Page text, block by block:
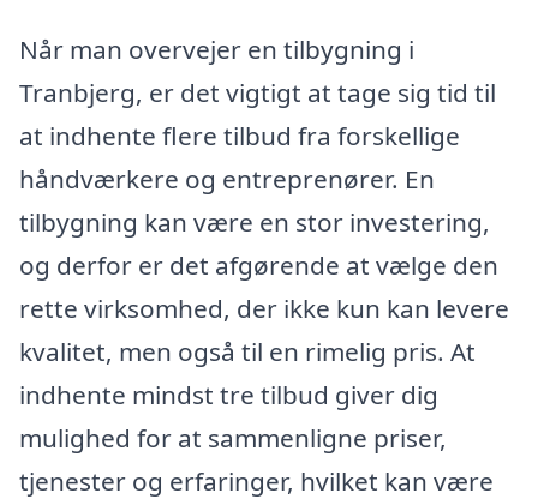
Når man overvejer en tilbygning i
Tranbjerg, er det vigtigt at tage sig tid til
at indhente flere tilbud fra forskellige
håndværkere og entreprenører. En
tilbygning kan være en stor investering,
og derfor er det afgørende at vælge den
rette virksomhed, der ikke kun kan levere
kvalitet, men også til en rimelig pris. At
indhente mindst tre tilbud giver dig
mulighed for at sammenligne priser,
tjenester og erfaringer, hvilket kan være